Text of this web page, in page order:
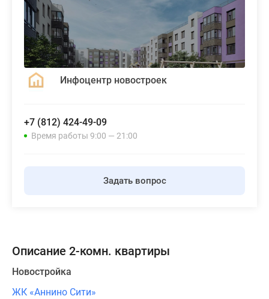
Инфоцентр новостроек
+7 (812) 424-49-09
Время работы 9:00 — 21:00
Задать вопрос
Описание 2-комн. квартиры
Новостройка
ЖК «Аннино Сити»